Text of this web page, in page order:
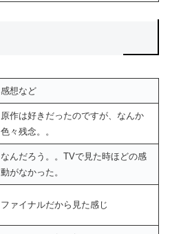
感想など
原作は好きだったのですが、なんか
色々残念。。
なんだろう。。TVで見た時ほどの感
動がなかった。
ファイナルだから見た感じ